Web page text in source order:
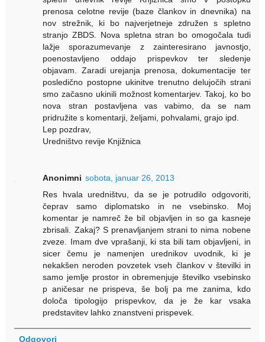
prenosa celotne revije (baze člankov in dnevnika) na
nov strežnik, ki bo najverjetneje združen s spletno
stranjo ZBDS. Nova spletna stran bo omogočala tudi
lažje sporazumevanje z zainteresirano javnostjo,
poenostavljeno oddajo prispevkov ter sledenje
objavam. Zaradi urejanja prenosa, dokumentacije ter
posledično postopne ukinitve trenutno delujočih strani
smo začasno ukinili možnost komentarjev. Takoj, ko bo
nova stran postavljena vas vabimo, da se nam
pridružite s komentarji, željami, pohvalami, grajo ipd.
Lep pozdrav,
Uredništvo revije Knjižnica
Anonimni sobota, januar 26, 2013
Res hvala uredništvu, da se je potrudilo odgovoriti,
čeprav samo diplomatsko in ne vsebinsko. Moj
komentar je namreč že bil objavljen in so ga kasneje
zbrisali. Zakaj? S prenavljanjem strani to nima nobene
zveze. Imam dve vprašanji, ki sta bili tam objavljeni, in
sicer čemu je namenjen urednikov uvodnik, ki je
nekakšen neroden povzetek vseh člankov v številki in
samo jemlje prostor in obremenjuje številko vsebinsko
p aničesar ne prispeva, še bolj pa me zanima, kdo
določa tipologijo prispevkov, da je že kar vsaka
predstavitev lahko znanstveni prispevek.
Odgovori